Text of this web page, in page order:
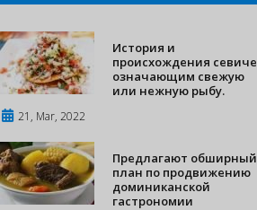
История и
происхождения севиче
означающим свежую
или нежную рыбу.
21, Mar, 2022
Предлагают обширный
план по продвижению
доминиканской
гастрономии